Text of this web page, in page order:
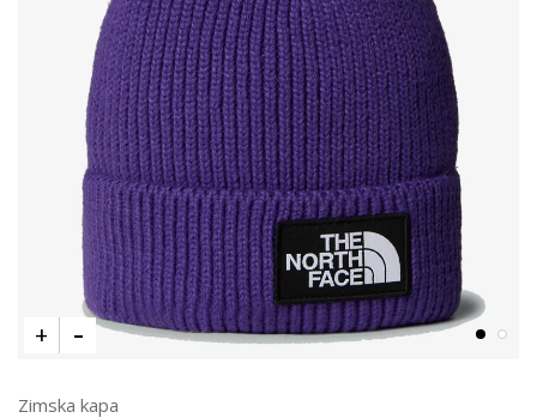
Zimska kapa